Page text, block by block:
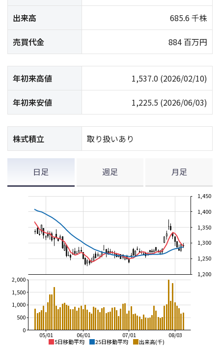
出来高 685.6 千株
売買代金 884 百万円
年初来高値 1,537.0 (2026/02/10)
年初来安値 1,225.5 (2026/06/03)
株式積立 取り扱いあり
日足 週足 月足
5日移動平均 25日移動平均 出来高(千)
08/03
07/01
06/01
05/01
1,200
1,250
1,300
1,350
1,400
1,450
0
500
1,000
1,500
2,000